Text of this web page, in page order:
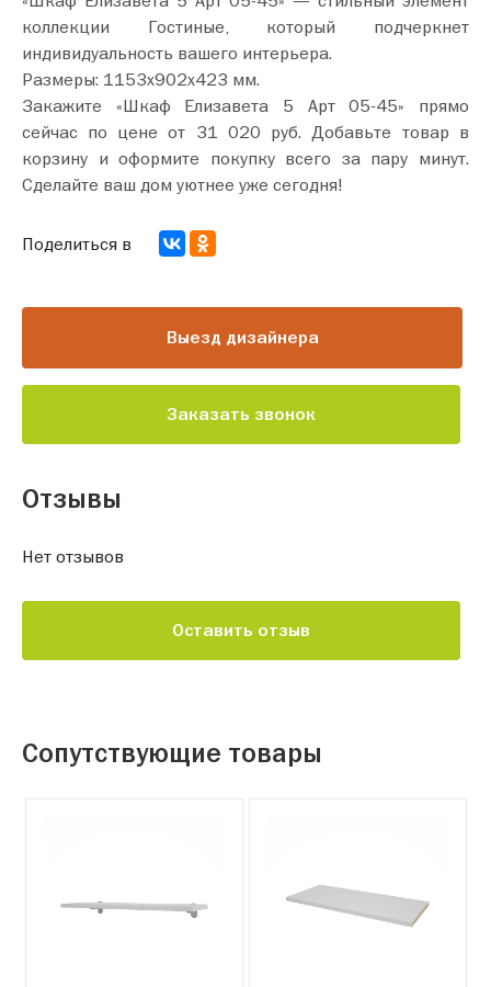
коллекции Гостиные, который подчеркнет
индивидуальность вашего интерьера.
Размеры: 1153х902х423 мм.
Закажите «Шкаф Елизавета 5 Арт 05-45» прямо
сейчас по цене от 31 020 руб. Добавьте товар в
корзину и оформите покупку всего за пару минут.
Сделайте ваш дом уютнее уже сегодня!
Выезд дизайнера
Заказать звонок
Поделиться в
Отзывы
Нет отзывов
Оставить отзыв
Сопутствующие товары